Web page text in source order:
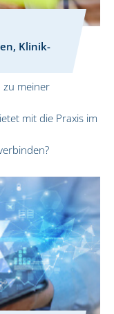
Klinik-
zu meiner
mit die Praxis im